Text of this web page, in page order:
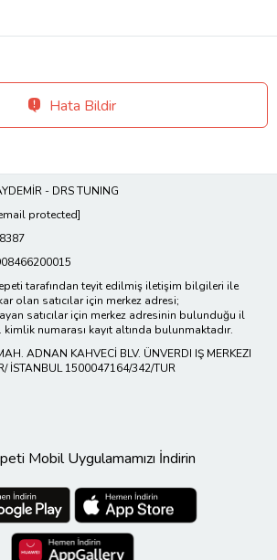
Hata Bildir
- DRS TUNING
protected]
tarafından teyit edilmiş iletişim bilgileri ile
olan satıcılar için merkez adresi;
satıcılar için merkez adresinin bulunduğu il
numarası kayıt altında bulunmaktadır.
ADNAN KAHVECİ BLV. ÜNVERDI IŞ MERKEZI
İSTANBUL 1500047164/342/TUR
Mobil Uygulamamızı İndirin